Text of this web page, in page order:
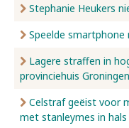
Stephanie Heukers
Speelde smartphone
Lagere straffen in
provinciehuis Groningen
Celstraf geëist voor
met stanleymes in hals